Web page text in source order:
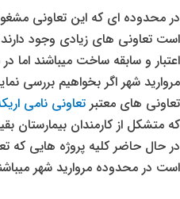
در محدوده ای که این تعاونی
است تعاونی های زیادی وجود
اعتبار و سابقه ساخت میباشند اما
مروارید شهر اگر بخواهیم بررسی
تعاونی های معتبر تعاونی نامی
که متشکل از کارمندان بیمارستان
در حال حاضر کلیه پروژه هایی که
است در محدوده مروارید شهر